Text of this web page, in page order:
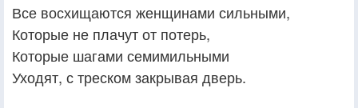
Все восхищаются женщинами сильными,
Которые не плачут от потерь,
Которые шагами семимильными
Уходят, с треском закрывая дверь.